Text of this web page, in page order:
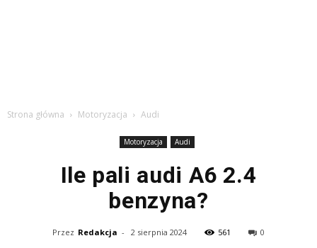
Strona główna Motoryzacja Audi
Motoryzacja Audi
Ile pali audi A6 2.4
benzyna?
Przez Redakcja - 2 sierpnia 2024 561 0